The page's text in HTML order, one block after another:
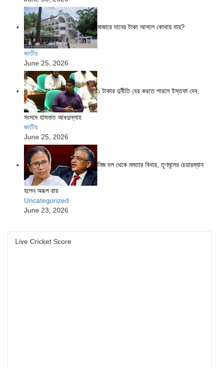
মাজারে দানের টাকা আসলে কোথায় যায়?
জাতীয়
June 25, 2026
১ টাকার দুর্নীতি বের করতে পারলে ইস্তফা দেব,
সংসদে হাসনাত আবদুল্লাহ
জাতীয়
June 25, 2026
নিজ দল থেকে মমতার বিদায়, তৃণমূলের চেয়ারম্যান
হলেন অরূপ রায়
Uncategorized
June 23, 2026
Live Cricket Score